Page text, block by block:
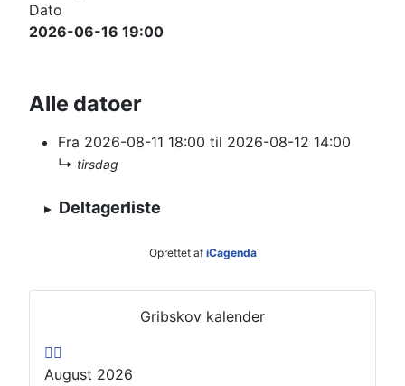
Gribskov kalender
T
l
i
N
t
e
August 2026
Dato
2026-06-16 19:00
Alle datoer
Fra 2026-08-11 18:00 til 2026-08-12 14:00
↳ tirsdag
Deltagerliste
Oprettet af iCagenda